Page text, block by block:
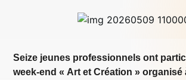
Seize jeunes professionnels ont
week-end « Art et Création » organisé